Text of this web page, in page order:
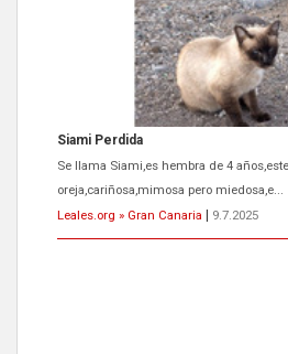
ADOPCIÓN URGENTE GATA TEROR
El ayuntamiento se va a llevar a Los
próximos días, ella incluida...
Leales.org » Gran Canaria
9.7.2025